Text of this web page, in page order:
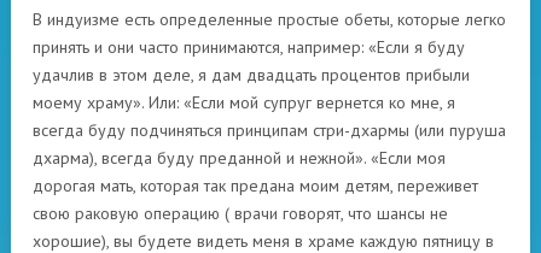
В индуизме есть определенные простые обеты, которые легко
принять и они часто принимаются, например: «Если я буду
удачлив в этом деле, я дам двадцать процентов прибыли
моему храму». Или: «Если мой супруг вернется ко мне, я
всегда буду подчиняться принципам стри-дхармы (или пуруша
дхарма), всегда буду преданной и нежной». «Если моя
дорогая мать, которая так предана моим детям, переживет
свою раковую операцию ( врачи говорят, что шансы не
хорошие), вы будете видеть меня в храме каждую пятницу в